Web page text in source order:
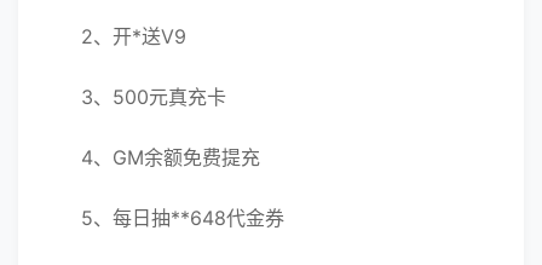
2、开*送V9
3、500元真充卡
4、GM余额免费提充
5、每日抽**648代金券